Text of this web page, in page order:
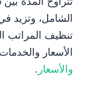
الشامل، وتزيد
تنظيف المراتب
الأسعار
والأسعار .